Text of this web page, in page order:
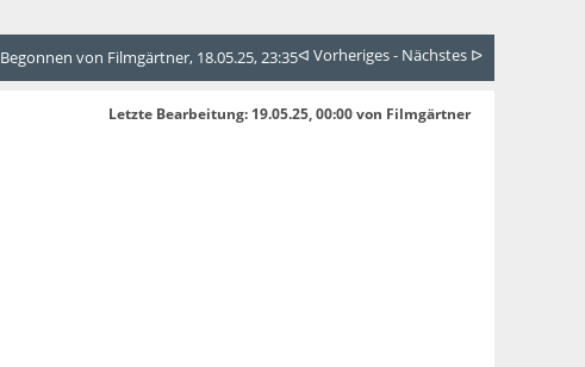
Begonnen von Filmgärtner, 18.05.25, 23:35ᐊ Vorheriges- Nächstes ᐅ
Letzte Bearbeitung: 19.05.25, 00:00 von Filmgärtner